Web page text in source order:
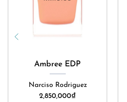
Ambree EDP
Narciso Rodriguez
2,850,000₫